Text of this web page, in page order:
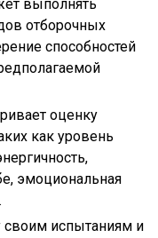
выполнять
отборочных
способностей
оценку
как уровень
эмоциональная
своим испытаниям и